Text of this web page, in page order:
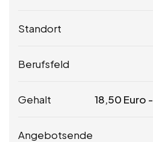
Standort
Berufsfeld
Gehalt 18,50 Euro -
Angebotsende